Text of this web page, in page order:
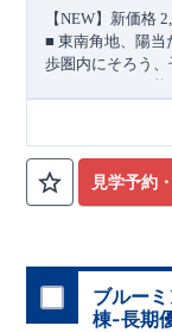
【NEW】新価格
■東南角地、陽当
歩圏内にそろう
へもアクセス可能
い立地です。
■ カースペースは
10分 バス停「青
教育・公園・買物
小学校徒歩10 分・中
見学予約
ブルー
棟-長期